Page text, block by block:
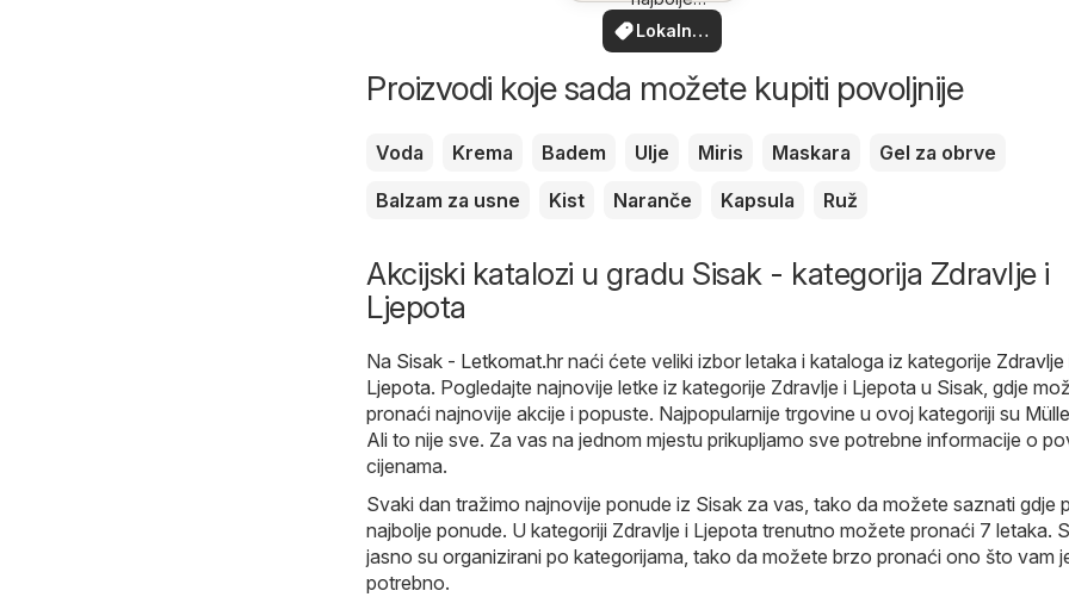
ponude u
vašoj blizini
Lokalne
ponude
Proizvodi koje sada možete kupiti povoljnije
Voda Krema Badem Ulje Miris Maskara
Gel za obrve
Balzam za usne
Kist Naranče Kapsula Ruž
Akcijski katalozi u gradu Sisak - kategorija Zdravlje i
Ljepota
Na Sisak - Letkomat.hr naći ćete veliki izbor letaka i kataloga iz kategorije Zdravlje
Ljepota. Pogledajte najnovije letke iz kategorije Zdravlje i Ljepota u Sisak, gdje
pronaći najnovije akcije i popuste. Najpopularnije trgovine u ovoj kategoriji su
Ali to nije sve. Za vas na jednom mjestu prikupljamo sve potrebne informacije o
cijenama.
Svaki dan tražimo najnovije ponude iz Sisak za vas, tako da možete saznati gdje
najbolje ponude. U kategoriji Zdravlje i Ljepota trenutno možete pronaći 7 letaka.
jasno su organizirani po kategorijama, tako da možete brzo pronaći ono što vam
potrebno.